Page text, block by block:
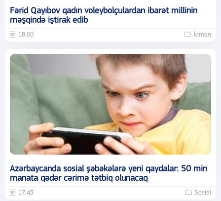
Fərid Qayıbov qadın voleybolçulardan ibarət millinin
məşqində iştirak edib
18:00 İdman
Azərbaycanda sosial şəbəkələrə yeni qaydalar: 50 min
manata qədər cərimə tətbiq olunacaq
17:43 Sosial